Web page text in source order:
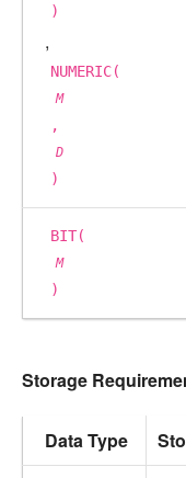
)
,
NUMERIC(
M
,
D
)
BIT(
M
)
Storage
Data Type